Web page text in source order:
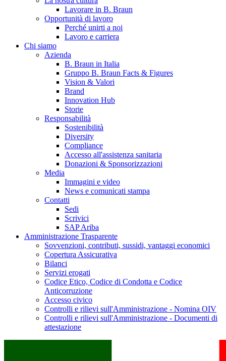
B. Braun in Italia
Scopri chi siamo ed entra nel mondo di B. Braun in Italia: 4
sedi, 4 aziende, più di 700 dipendenti e un Centro di
Eccellenza a livello globale.
Lavorare in B. Braun
Opportunità di lavoro
Perché unirti a noi
Lavoro e carriera
Chi siamo
Azienda
B. Braun in Italia
Gruppo B. Braun Facts & Figures
Vision & Valori
Brand
Innovation Hub
Storie
Responsabilità
Sostenibilità
Diversity
Compliance
Accesso all'assistenza sanitaria
Donazioni & Sponsorizzazioni
Media
Immagini e video
News e comunicati stampa
Contatti
Sedi
Scrivici
SAP Ariba
Amministrazione Trasparente
Sovvenzioni, contributi, sussidi, vantaggi economici
Copertura Assicurativa
Bilanci
Servizi erogati
Codice Etico, Codice di Condotta e Codice
Anticorruzione
Accesso civico
Controlli e rilievi sull'Amministrazione - Nomina OIV
Controlli e rilievi sull'Amministrazione - Documenti di
attestazione